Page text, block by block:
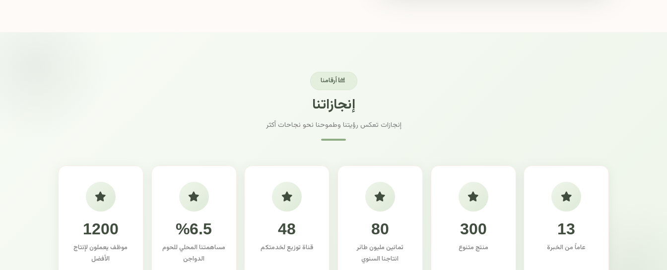
أرقامنا
إنجازاتنا
إنجازات تعكس رؤيتنا وطموحنا نحو نجاحات أكثر
13
عاماً من الخبرة
300
منتج متنوع
80
ثمانين مليون طائر
انتاجنا السنوي
48
قناة توزيع لخدمتكم
%6.5
مساهمتنا المحلي للحوم
الدواجن
1200
موظف يعملون لإنتاج
الأفضل